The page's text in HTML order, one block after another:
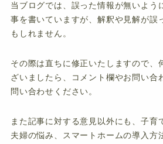
当ブログでは、誤った情報が無いよう
事を書いていますが、解釈や見解が誤
もしれません。
その際は直ちに修正いたしますので、
ざいましたら、コメント欄やお問い合
問い合わせください。
また記事に対する意見以外にも、子育
夫婦の悩み、スマートホームの導入方